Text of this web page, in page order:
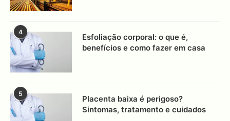
4
Esfoliação corporal: o que é,
benefícios e como fazer em casa
5
Placenta baixa é perigoso?
Sintomas, tratamento e cuidados